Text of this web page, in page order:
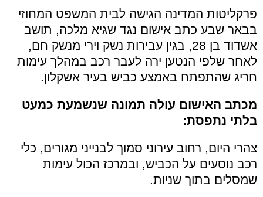
פרקליטות המדינה הגישה לבית המשפט המחוזי
בבאר שבע כתב אישום נגד שגיא מלכה, תושב
אשדוד בן 28, בגין עבירות נשק וירי מנשק חם,
לאחר שלפי הנטען ירה לעבר רכב במהלך עימות
חריג שהתפתח באמצע כביש בעיר אשקלון.
מכתב האישום עולה תמונה שנשמעת כמעט
בלתי נתפסת:
צהרי היום, רחוב עירוני סמוך לבנייני מגורים, כלי
רכב נוסעים על הכביש, ובמרכז הכול עימות
שמסלים בתוך שניות.